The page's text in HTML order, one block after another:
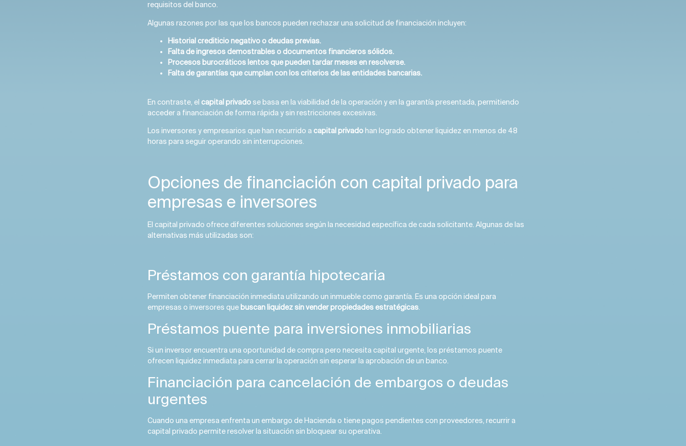
requisitos del banco.
Algunas razones por las que los bancos pueden rechazar una solicitud de financiación incluyen:
Historial crediticio negativo o deudas previas.
Falta de ingresos demostrables o documentos financieros sólidos.
Procesos burocráticos lentos que pueden tardar meses en resolverse.
Falta de garantías que cumplan con los criterios de las entidades bancarias.
En contraste, el capital privadose basa en la viabilidad de la operación y en la garantía presentada, permitiendo
acceder a financiación de forma rápida y sin restricciones excesivas.
Los inversores y empresarios que han recurrido a capital privadohan logrado obtener liquidez en menos de 48
horas para seguir operando sin interrupciones.
Opciones de financiación con capital privado para
empresas e inversores
El capital privado ofrece diferentes soluciones según la necesidad específica de cada solicitante. Algunas de las
alternativas más utilizadas son:
Préstamos con garantía hipotecaria
Permiten obtener financiación inmediata utilizando un inmueble como garantía. Es una opción ideal para
empresas o inversores quebuscan liquidez sin vender propiedades estratégicas.
Préstamos puente para inversiones inmobiliarias
Si un inversor encuentra una oportunidad de compra pero necesita capital urgente, los préstamos puente
ofrecen liquidez inmediata para cerrar la operación sin esperar la aprobación de un banco.
Financiación para cancelación de embargos o deudas
urgentes
Cuando una empresa enfrenta un embargo de Hacienda o tiene pagos pendientes con proveedores, recurrir a
capital privado permite resolver la situación sin bloquear su operativa.